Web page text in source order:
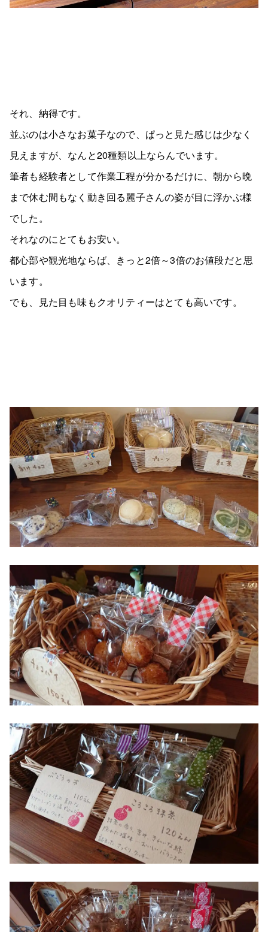
それ、納得です。
並ぶのは小さなお菓子なので、ぱっと見た感じは少なく
見えますが、なんと20種類以上ならんでいます。
筆者も経験者として作業工程が分かるだけに、朝から晩
まで休む間もなく動き回る麗子さんの姿が目に浮かぶ様
でした。
それなのにとてもお安い。
都心部や観光地ならば、きっと2倍～3倍のお値段だと思
います。
でも、見た目も味もクオリティーはとても高いです。